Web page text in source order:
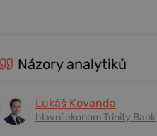
Názory analytiků
Lukáš Kovanda
hlavní ekonom Trinity Bank